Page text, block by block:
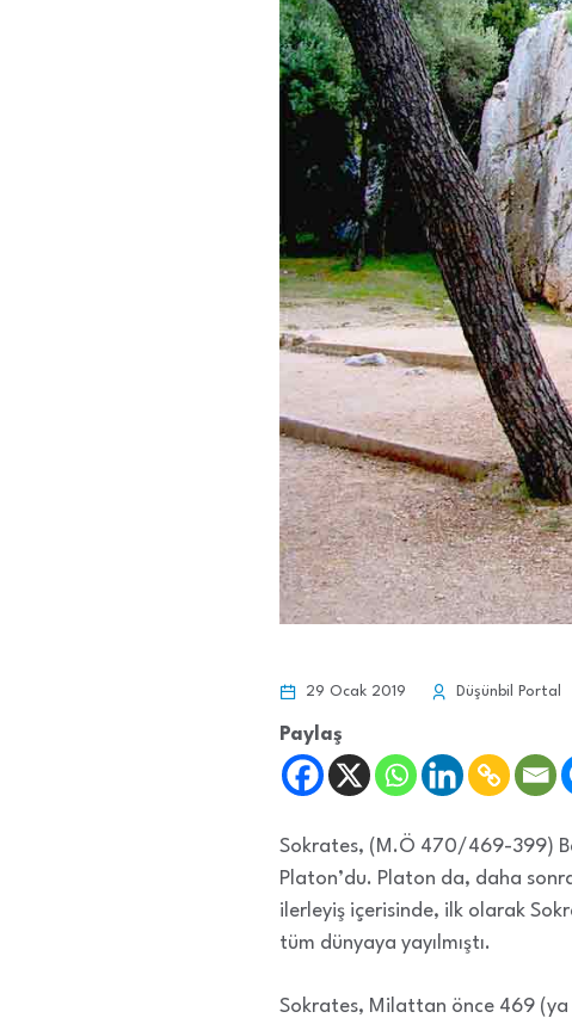
29 Ocak 2019 Düşünbil Portal
Paylaş
Sokrates, (M.Ö 470/469-399)
Platon’du. Platon da, daha
ilerleyiş içerisinde, ilk olarak
tüm dünyaya yayılmıştı.
Sokrates, Milattan önce 469 (ya